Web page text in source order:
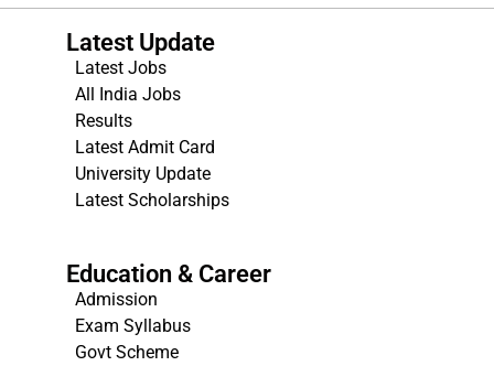
Latest Update
Latest Jobs
All India Jobs
Results
Latest Admit Card
University Update
Latest Scholarships
Education & Career
Admission
Exam Syllabus
Govt Scheme